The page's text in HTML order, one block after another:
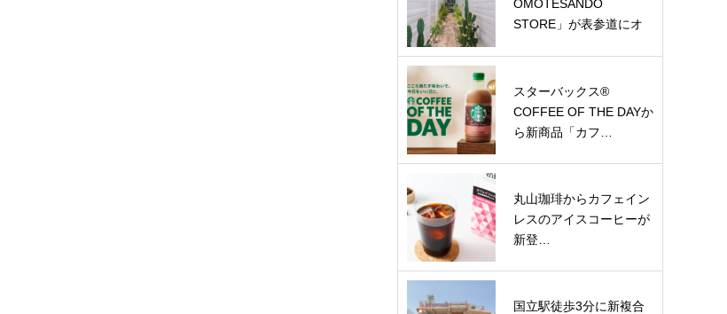
OMOTESANDO
STORE」が表参道にオ
スターバックス®
COFFEE OF THE DAYか
ら新商品「カフ…
丸山珈琲からカフェイン
レスのアイスコーヒーが
新登…
国立駅徒歩3分に新複合